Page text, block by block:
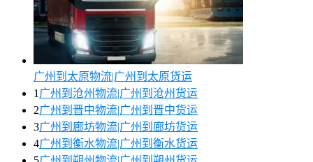
广州到太原物流|广州到太原货运
1 广州到沧州物流|广州到沧州货运
2广州到晋中物流|广州到晋中货运
3广州到廊坊物流|广州到廊坊货运
4广州到衡水物流|广州到衡水货运